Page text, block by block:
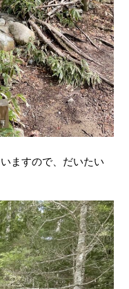
ますので、だいたい